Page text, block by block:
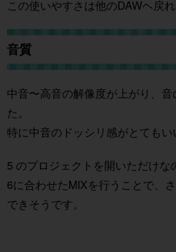
この使いやすさは他のDAWヘ戻れ
音質
中音〜高音の解像度が上がり、
た。
特に中音のドッシリ感がとてもい
5 のプロジェクトを開いただけな
6に合わせたMIXを行うことで、
できそうです。